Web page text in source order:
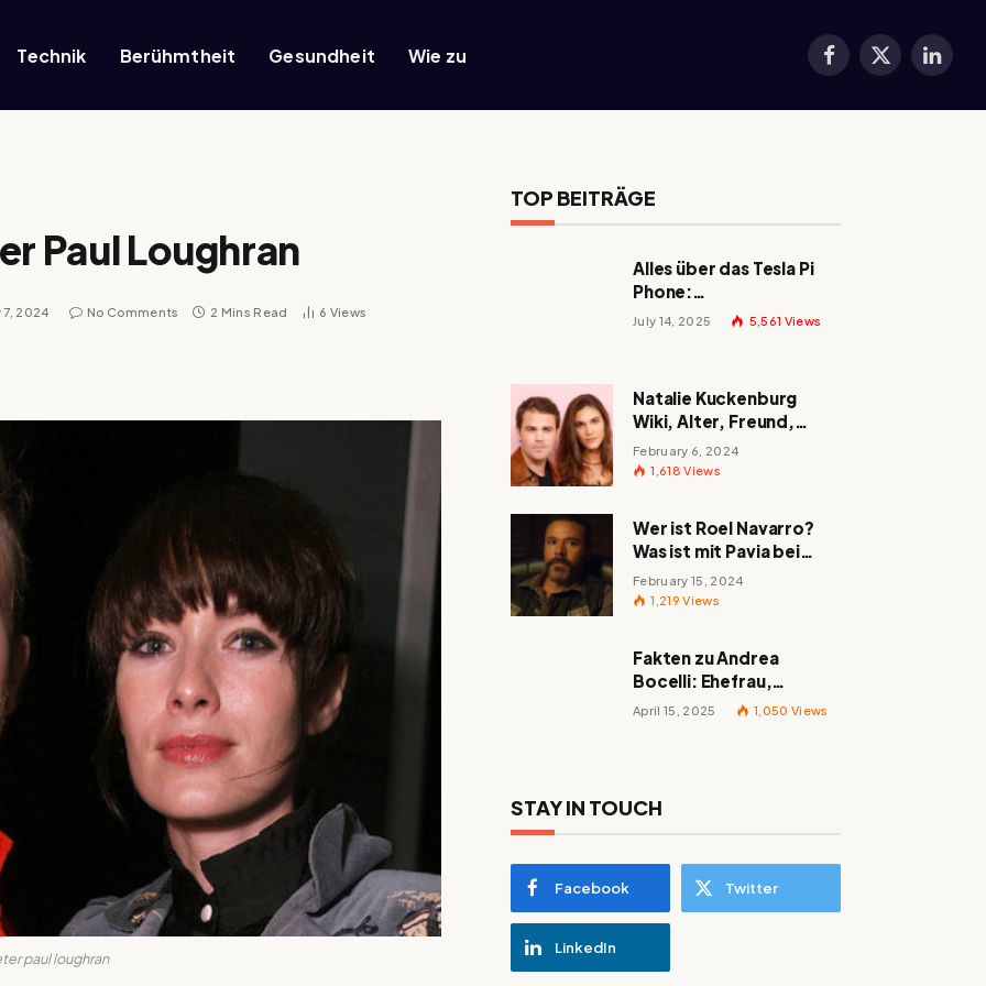
Technik Berühmtheit Gesundheit Wie zu Facebook
X
Paul Loughran
7, 2024 No Comments 2 Mins Read 6 Views
paul loughran
TOP BEITRÄGE
Alles über das Tesla Pi
Phone:
Erscheinungsdatum,
July 14, 2025 5,561 Views
Natalie Kuckenburg
Wiki, Alter, Freund,
Größe, Nationalität,
Eltern und mehr
February 6, 2024
1,618Views
Wer ist Roel Navarro?
Was ist mit Pavia bei
„Mayans MC“ passiert?
February 15, 2024
1,219Views
Fakten zu Andrea
Bocelli: Ehefrau,
berühmte Lieder,
April 15, 2025 1,050 Views
STAY IN TOUCH
Facebook Twitter
LinkedIn